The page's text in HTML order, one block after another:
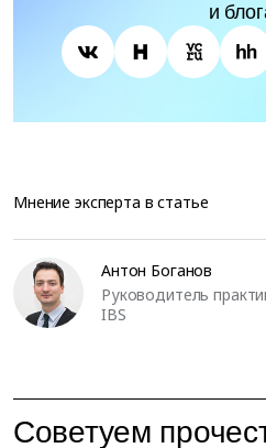
и
Мнение эксперта в статье
Антон Боганов
Руководитель
IBS
Советуем